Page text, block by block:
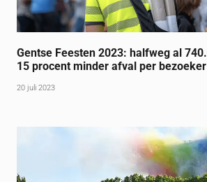
Gentse Feesten 2023: halfweg al
15 procent minder afval per bezoeker
20 juli 2023